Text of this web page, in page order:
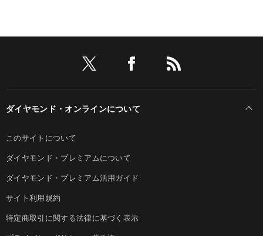
ダイヤモンド・オンラインについて
このサイトについて
ダイヤモンド・プレミアムについて
ダイヤモンド・プレミアム活用ガイド
サイト利用規約
特定商取引に関する法律に基づく表示